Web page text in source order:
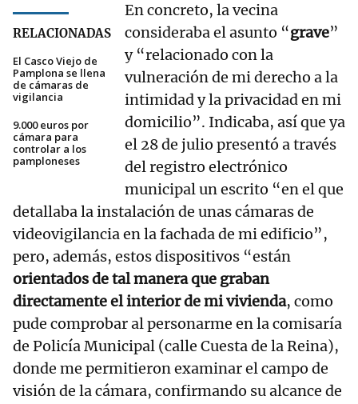
RELACIONADAS
El Casco Viejo de
Pamplona se llena
de cámaras de
vigilancia
9.000 euros por
cámara para
controlar a los
pamploneses
En concreto, la vecina
consideraba el asunto “grave”
y “relacionado con la
vulneración de mi derecho a la
intimidad y la privacidad en mi
domicilio”. Indicaba, así que ya
el 28 de julio presentó a través
del registro electrónico
municipal un escrito “en el que
detallaba la instalación de unas cámaras de
videovigilancia en la fachada de mi edificio”,
pero, además, estos dispositivos “están
orientados de tal manera que graban
directamente el interior de mi vivienda, como
pude comprobar al personarme en la comisaría
de Policía Municipal (calle Cuesta de la Reina),
donde me permitieron examinar el campo de
visión de la cámara, confirmando su alcance de